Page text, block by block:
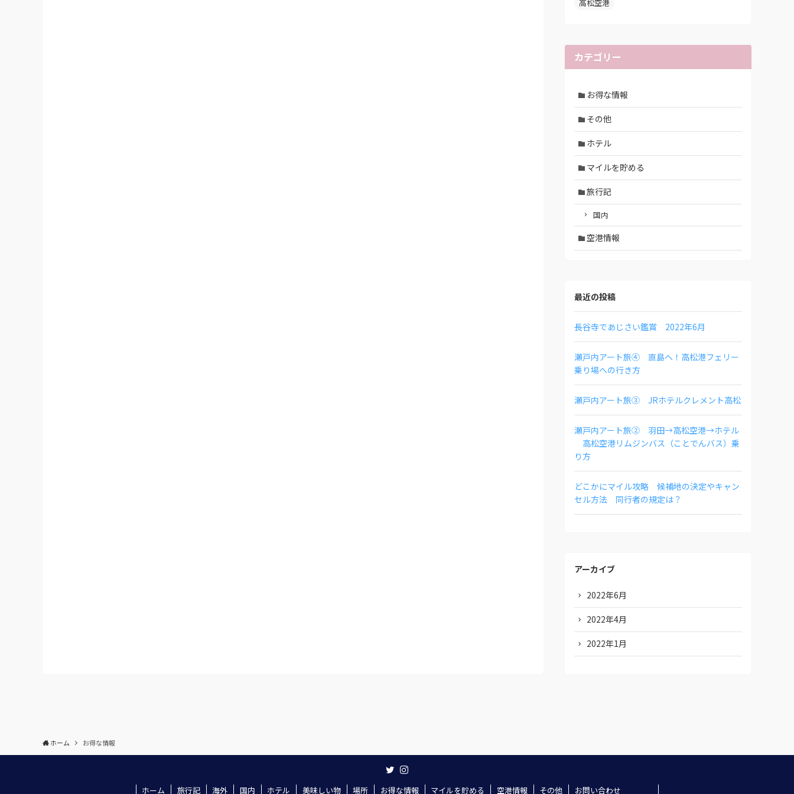
高松空港
カテゴリー
お得な情報
その他
ホテル
マイルを貯める
旅行記
国内
空港情報
最近の投稿
長谷寺であじさい鑑賞 2022年6月
瀬戸内アート旅④ 直島へ！高松港フェリー
乗り場への行き方
瀬戸内アート旅③ JRホテルクレメント高松
瀬戸内アート旅② 羽田→高松空港→ホテル
高松空港リムジンバス（ことでんバス）乗
り方
どこかにマイル攻略 候補地の決定やキャン
セル方法 同行者の規定は？
アーカイブ
2022年6月
2022年4月
2022年1月
ホーム お得な情報
ホーム 旅行記 海外 国内 ホテル 美味しい物 場所 お得な情報 マイルを貯める 空港情報 その他 お問い合わせ